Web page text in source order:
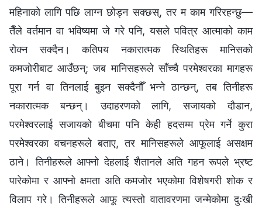
महिनाको लागि पछि लाग्‍न छोड्न सक्छस्, तर म काम गरिरहन्छु—
तैँले वर्तमान वा भविष्यमा जे गरे पनि, यसले पवित्र आत्माको काम
रोक्न सक्दैन। कतिपय नकारात्मक स्थितिहरू मानिसको
कमजोरीबाट आउँछन्; जब मानिसहरूले साँच्चै परमेश्‍वरका मागहरू
पूरा गर्न वा तिनलाई बुझ्न सक्दैनौँ भन्‍ने ठान्छन्, तब तिनीहरू
नकारात्मक बन्छन्। उदाहरणको लागि, सजायको दौडान,
परमेश्‍वरलाई सजायको बीचमा पनि केही हदसम्म प्रेम गर्ने कुरा
परमेश्‍वरका वचनहरूले बताए, तर मानिसहरूले आफूलाई असक्षम
ठाने। तिनीहरूले आफ्नो देहलाई शैतानले अति गहन रूपले भ्रष्ट
पारेकोमा र आफ्नो क्षमता अति कमजोर भएकोमा विशेषगरी शोक र
विलाप गरे। तिनीहरूले आफू त्यस्तो वातावरणमा जन्मेकोमा दुःखी